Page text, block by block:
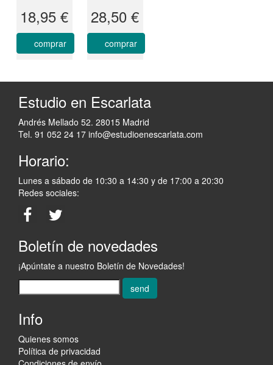
18,95 €
comprar
28,50 €
comprar
Estudio en Escarlata
Andrés Mellado 52. 28015 Madrid
Tel. 91 052 24 17 info@estudioenescarlata.com
Horario:
Lunes a sábado de 10:30 a 14:30 y de 17:00 a 20:30
Redes sociales:
Boletín de novedades
¡Apúntate a nuestro Boletín de Novedades!
send
Info
Quienes somos
Política de privacidad